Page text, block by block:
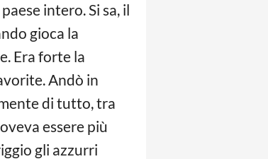
intero. Si sa, il
gioca la
Era forte la
Andò in
di tutto, tra
essere più
gli azzurri